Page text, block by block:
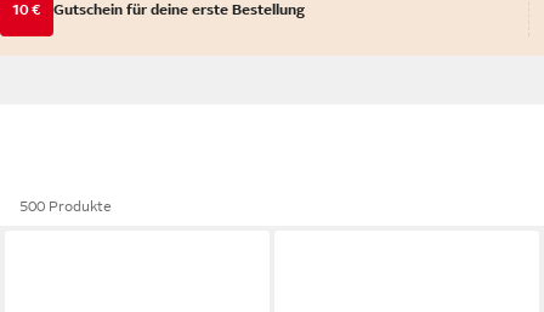
10 € Gutschein für deine erste Bestellung
500 Produkte